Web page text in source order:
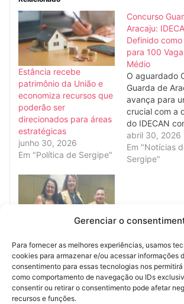
Gerenciar o
Para fornecer as melhores experiências, usamos
cookies para armazenar e/ou acessar informações
consentimento para essas tecnologias nos
como comportamento de navegação ou IDs
consentir ou retirar o consentimento pode afetar
recursos e funções.
Estância recebe
patrimônio da União e
economiza recursos que
poderão ser
direcionados para áreas
estratégicas
junho 30, 2026
Em "Política de Sergipe"
Concurso
Aracaju:
Definido como
para 100
Médio
O aguardado
Guarda de
avança para
crucial com a
do IDECAN
banca
responsável
certame. A
100 vagas
Municipal, com
exigência de
abril 30, 2026
Em "Notícias
Sergipe"
recebe menção honrosa
por excelência na
gestão pública da saúde
novembro 6, 2025
Em "Política de Sergipe"